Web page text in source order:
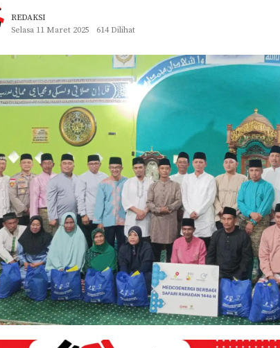
REDAKSI
Selasa 11 Maret 2025
614 Dilihat